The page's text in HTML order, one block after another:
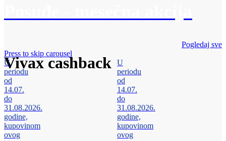
Vivax cashback
Pogledaj sve
Press to skip carousel
U
periodu
od
14.07.
do
31.08.2026.
godine,
kupovinom
ovog
U
periodu
od
14.07.
do
31.08.2026.
godine,
kupovinom
ovog